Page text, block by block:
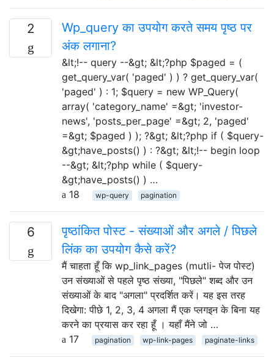
2
Wp_query का उपयोग करते समय पृष्ठ पर
अंक लगाना?
&lt;!-- query --&gt; &lt;?php $paged = (
get_query_var( 'paged' ) ) ? get_query_var(
'paged' ) : 1; $query = new WP_Query(
array( 'category_name' =&gt; 'investor-
news', 'posts_per_page' =&gt; 2, 'paged'
=&gt; $paged ) ); ?&gt; &lt;?php if ( $query-
&gt;have_posts() ) : ?&gt; &lt;!-- begin loop
--&gt; &lt;?php while ( $query-
&gt;have_posts() ) …
18
wp-query pagination
6
पृष्ठांकित पोस्ट - संख्याओं और अगले / पिछले
लिंक का उपयोग कैसे करें?
मैं चाहता हूँ कि wp_link_pages (mutli- पेज पोस्ट)
उन संख्याओं से पहले पृष्ठ संख्या, "पिछले" शब्द और उन
संख्याओं के बाद "अगला" प्रदर्शित करें। यह इस तरह
दिखेगा: पीछे 1, 2, 3, 4 अगला मैं एक प्लगइन के बिना यह
करने का प्रयास कर रहा हूँ । यहाँ मैंने जो …
17
pagination wp-link-pages paginate-links